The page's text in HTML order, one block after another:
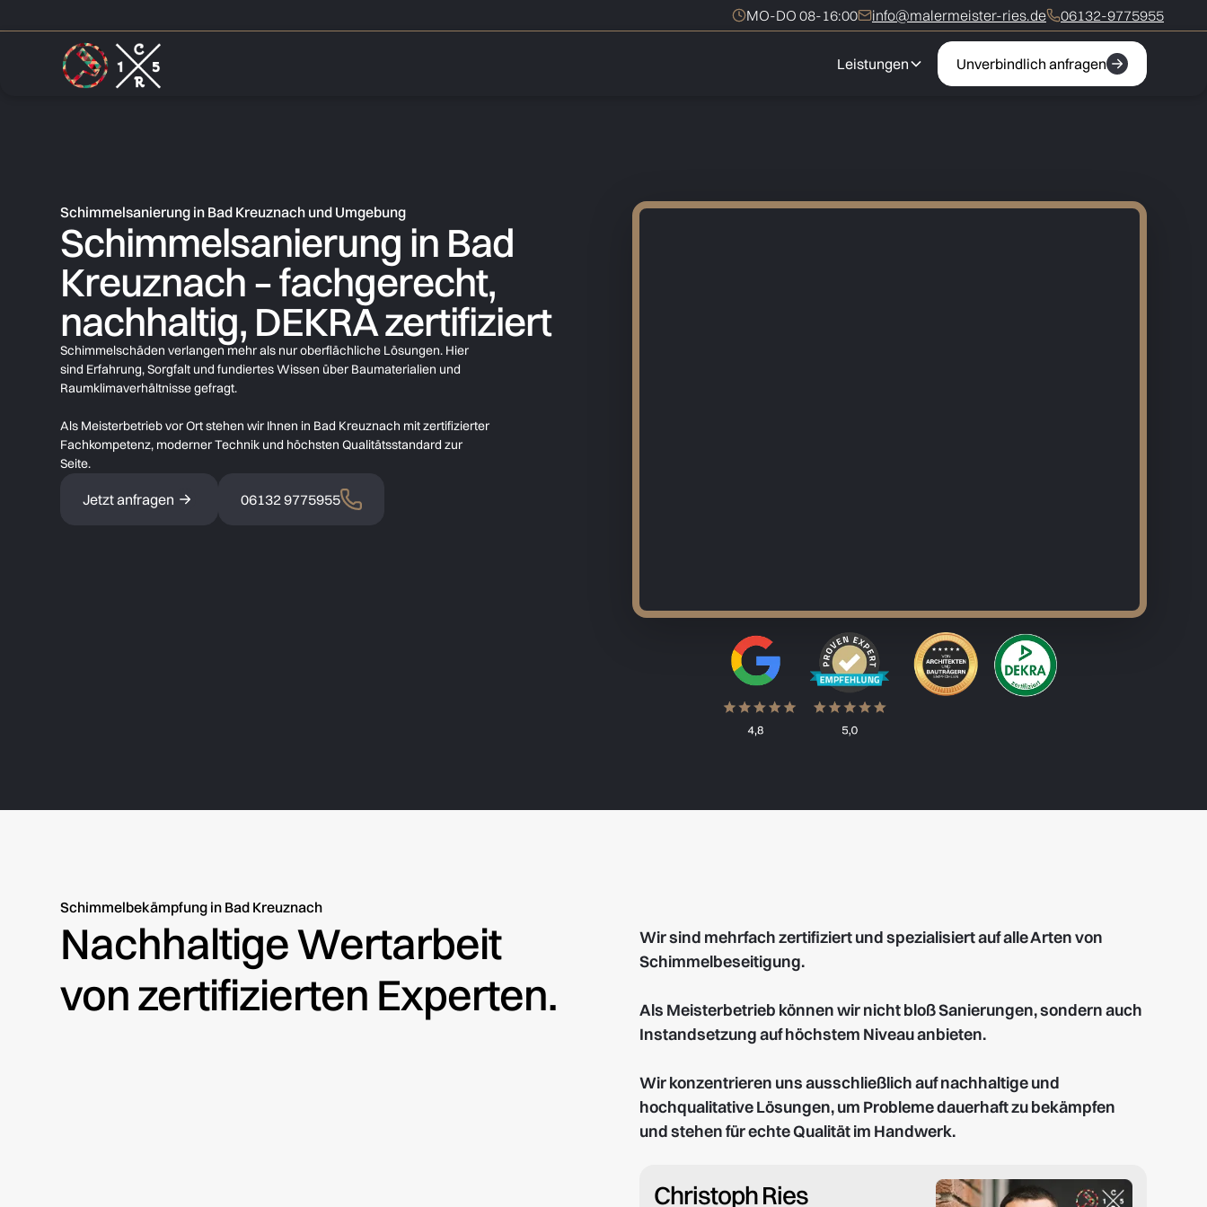
MO-DO 08-16:00 info@malermeister-ries.de 06132-9775955
Leistungen Unverbindlich anfragen
Schimmelsanierung in Bad Kreuznach und Umgebung
Schimmelsanierung in Bad
Kreuznach – fachgerecht,
nachhaltig, DEKRA zertifiziert
Schimmelschäden verlangen mehr als nur oberflächliche Lösungen. Hier
sind Erfahrung, Sorgfalt und fundiertes Wissen über Baumaterialien und
Raumklimaverhältnisse gefragt.
Als Meisterbetrieb vor Ort stehen wir Ihnen in Bad Kreuznach mit zertifizierter
Fachkompetenz, moderner Technik und höchsten Qualitätsstandard zur
Seite.
Jetzt anfragen 06132 9775955
Schimmelbekämpfung in Bad Kreuznach
Nachhaltige Wertarbeit
von zertifizierten Experten.
Wir sind mehrfach zertifiziert und spezialisiert auf alle Arten von
Schimmelbeseitigung.
Als Meisterbetrieb können wir nicht bloß Sanierungen, sondern auch
Instandsetzung auf höchstem Niveau anbieten.
Wir konzentrieren uns ausschließlich auf nachhaltige und
hochqualitative Lösungen, um Probleme dauerhaft zu bekämpfen
und stehen für echte Qualität im Handwerk.
Christoph Ries